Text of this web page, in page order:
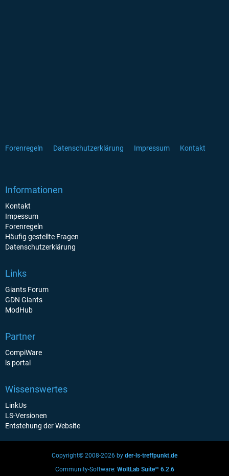
Forenregeln Datenschutzerklärung Impressum Kontakt
Informationen
Kontakt
Impessum
Forenregeln
Häufig gestellte Fragen
Datenschutzerklärung
Links
Giants Forum
GDN Giants
ModHub
Partner
CompiWare
ls portal
Wissenswertes
LinkUs
LS-Versionen
Entstehung der Website
Copyright© 2008-2026 by der-ls-treffpunkt.de
Community-Software: WoltLab Suite™ 6.2.6